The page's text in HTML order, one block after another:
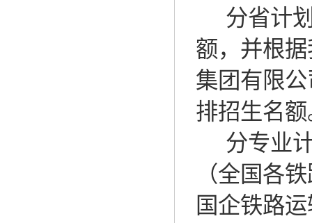
分省计
额，并根
集团有限
排招生名
分专业
（全国各
国企铁路